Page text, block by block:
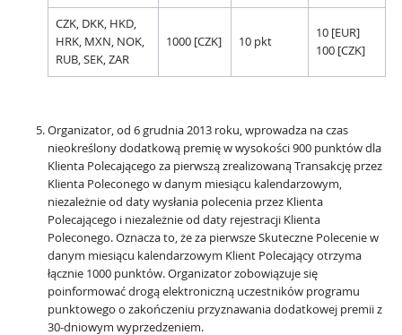
CZK, DKK, HKD,
HRK, MXN, NOK,
RUB, SEK, ZAR
1000 [CZK] 10 pkt
10 [EUR]
100 [CZK]
Organizator, od 6 grudnia 2013 roku, wprowadza na czas
nieokreślony dodatkową premię w wysokości 900 punktów dla
Klienta Polecającego za pierwszą zrealizowaną Transakcję przez
Klienta Poleconego w danym miesiącu kalendarzowym,
niezależnie od daty wysłania polecenia przez Klienta
Polecającego i niezależnie od daty rejestracji Klienta
Poleconego. Oznacza to, że za pierwsze Skuteczne Polecenie w
danym miesiącu kalendarzowym Klient Polecający otrzyma
łącznie 1000 punktów. Organizator zobowiązuje się
poinformować drogą elektroniczną uczestników programu
punktowego o zakończeniu przyznawania dodatkowej premii z
30-dniowym wyprzedzeniem.